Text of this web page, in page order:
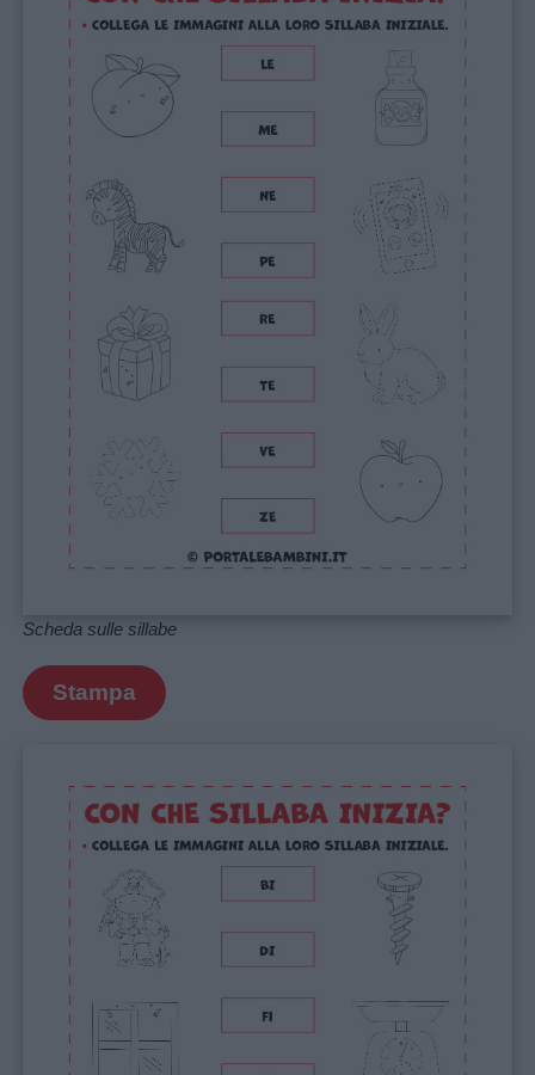
Menu
Schede
didattiche
Disegni
colorare
Storie
per
bambini
Feste
Filastrocche
Lavoretti
Nomi
maschili
Nomi
femminili
Scheda sulle sillabe
Stampa